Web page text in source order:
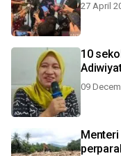
27 April
10
09